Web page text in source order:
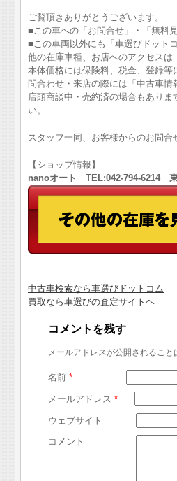
ご覧頂きありがとうございます。
■この車への「お問合せ」・「無料
■この車両以外にも「車選びドット
他の在庫車種、お店へのアクセスは
本体価格には保険料、税金、登録等
問合わせ・来店の際には「中古車情
店頭商談中・売約済の場合もあり
い。
スタッフ一同、お客様からのお問合
【ショップ情報】
nanoオート TEL:042-794-6214
中古車検索なら車選びドットコム
買取なら車選びの査定サイトヘ
コメントを残す
メールアドレスが公開されること
名前 *
メールアドレス *
ウェブサイト
コメント